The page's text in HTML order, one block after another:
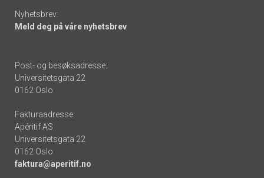
Nyhetsbrev:
Meld deg på våre nyhetsbrev
Post- og besøksadresse:
Universitetsgata 22
0162 Oslo
Fakturaadresse:
Apéritif AS
Universitetsgata 22
0162 Oslo
faktura@aperitif.no